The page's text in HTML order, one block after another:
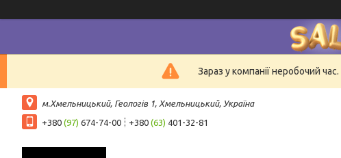
Зараз у компанії неробочий
м.Хмельницький, Геологів 1, Хмельницький, Україна
+380 (97) 674-74-00 +380 (63) 401-32-81